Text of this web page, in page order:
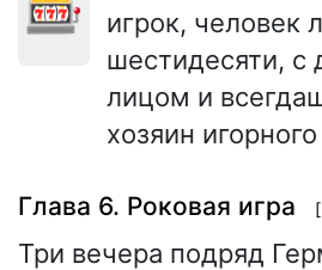
игрок, человек
шестидесяти,
лицом и
хозяин
Глава 6. Роковая игра [
Три вечера подряд